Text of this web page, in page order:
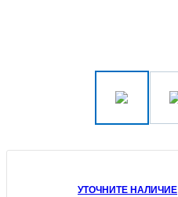
УТОЧНИТЕ НАЛИЧИЕ